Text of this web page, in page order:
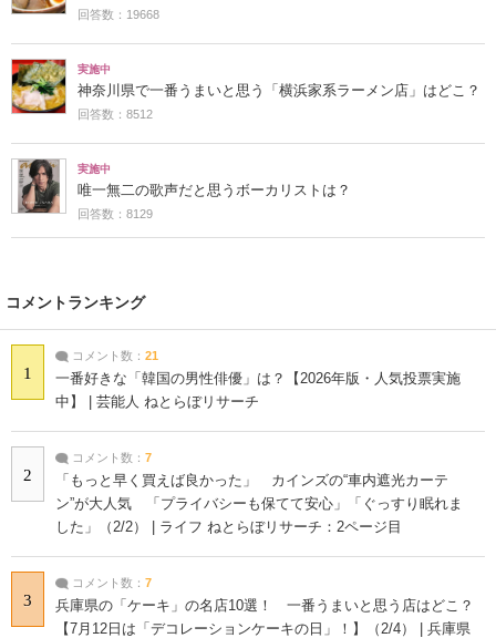
回答数：19668
実施中
神奈川県で一番うまいと思う「横浜家系ラーメン店」はどこ？
回答数：8512
実施中
唯一無二の歌声だと思うボーカリストは？
回答数：8129
コメントランキング
1
コメント数： 21
一番好きな「韓国の男性俳優」は？【2026年版・人気投票実施
中】 | 芸能人 ねとらぼリサーチ
2
コメント数： 7
「もっと早く買えば良かった」 カインズの“車内遮光カーテ
ン”が大人気 「プライバシーも保てて安心」「ぐっすり眠れま
した」（2/2） | ライフ ねとらぼリサーチ：2ページ目
3
コメント数： 7
兵庫県の「ケーキ」の名店10選！ 一番うまいと思う店はどこ？
【7月12日は「デコレーションケーキの日」！】（2/4） | 兵庫県